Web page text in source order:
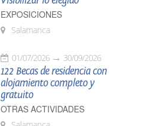
EXPOSICIONES
Salamanca
01/07/2026 30/09/2026
122 Becas de residencia con
alojamiento completo y
gratuito
OTRAS ACTIVIDADES